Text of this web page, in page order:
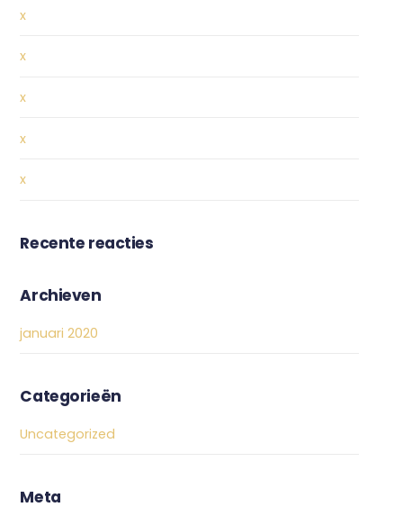
x
x
x
x
x
Recente reacties
Archieven
januari 2020
Categorieën
Uncategorized
Meta